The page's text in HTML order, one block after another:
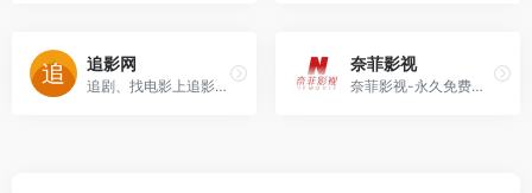
追影网
追剧、找电影上追影网！
奈菲影视
奈菲影视-永久免费的福利超清影视站，没有套路，完全免费！